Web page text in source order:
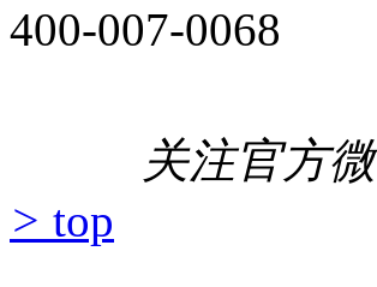
400-007-0068
关注官方
> top